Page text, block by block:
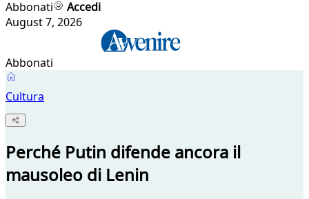
Abbonati
Accedi
August 7, 2026
Abbonati
Cultura
Perché Putin difende ancora il
mausoleo di Lenin